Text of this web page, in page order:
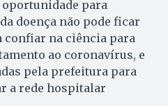
para
doença não pode ficar
confiar na ciência para
ao coronavírus, e
pela prefeitura para
a rede hospitalar